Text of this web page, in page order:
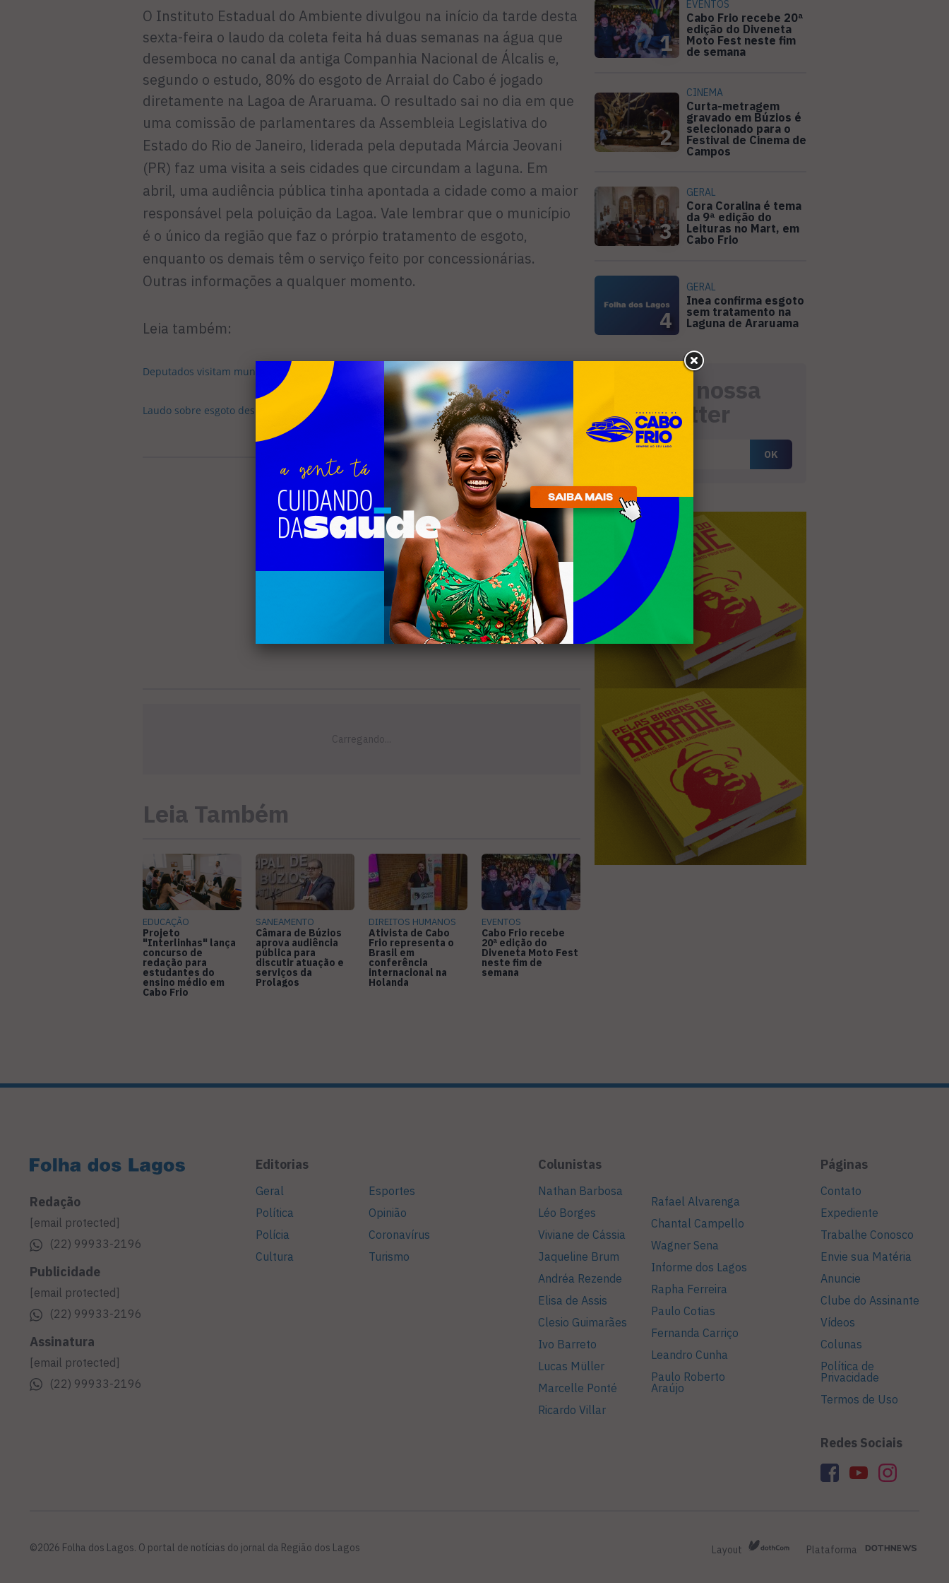
O Instituto Estadual do Ambiente divulgou na início da tarde desta
sexta-feira o laudo da coleta feita há duas semanas na água que
desemboca no canal da antiga Companhia Nacional de Álcalis e,
segundo o estudo, 80% do esgoto de Arraial do Cabo é jogado
diretamente na Lagoa de Araruama. O resultado sai no dia em que
uma comissão de parlamentares da Assembleia Legislativa do
Estado do Rio de Janeiro, liderada pela deputada Márcia Jeovani
(PR) faz uma visita a seis cidades que circundam a laguna. Em
abril, uma audiência pública tinha apontada a cidade como a maior
responsável pela poluição da Lagoa. Vale lembrar que o município
é o único da região que faz o prórpio tratamento de esgoto,
enquanto os demais têm o serviço feito por concessionárias.
Outras informações a qualquer momento.
Leia também:
Deputados visitam municípios no entorno da Lagoa de Araruama
Laudo sobre esgoto despejado na Lagoa de Araruama sai em 15 dias
1
EVENTOS
Cabo Frio recebe 20ª
edição do Diveneta
Moto Fest neste fim
de semana
2
CINEMA
Curta-metragem
gravado em Búzios é
selecionado para o
Festival de Cinema de
Campos
3
GERAL
Cora Coralina é tema
da 9ª edição do
Leituras no Mart, em
Cabo Frio
4
GERAL
Inea confirma esgoto
sem tratamento na
Laguna de Araruama
Receba nossa
newsletter
Leia Também
EDUCAÇÃO
Projeto
"Interlinhas" lança
concurso de
redação para
estudantes do
ensino médio em
Cabo Frio
SANEAMENTO
Câmara de Búzios
aprova audiência
pública para
discutir atuação e
serviços da
Prolagos
DIREITOS HUMANOS
Ativista de Cabo
Frio representa o
Brasil em
conferência
internacional na
Holanda
EVENTOS
Cabo Frio recebe
20ª edição do
Diveneta Moto Fest
neste fim de
semana
Redação
[email protected]
(22) 99933-2196
Publicidade
[email protected]
(22) 99933-2196
Assinatura
[email protected]
(22) 99933-2196
Editorias
Geral
Política
Polícia
Cultura
Esportes
Opinião
Coronavírus
Turismo
Colunistas
Nathan Barbosa
Léo Borges
Viviane de Cássia
Jaqueline Brum
Andréa Rezende
Elisa de Assis
Clesio Guimarães
Ivo Barreto
Lucas Müller
Marcelle Ponté
Ricardo Villar
Rafael Alvarenga
Chantal Campello
Wagner Sena
Informe dos Lagos
Rapha Ferreira
Paulo Cotias
Fernanda Carriço
Leandro Cunha
Paulo Roberto
Araújo
Páginas
Contato
Expediente
Trabalhe Conosco
Envie sua Matéria
Anuncie
Clube do Assinante
Vídeos
Colunas
Política de
Privacidade
Termos de Uso
Redes Sociais
©2026 Folha dos Lagos. O portal de notícias do jornal da Região dos Lagos Layout Plataforma